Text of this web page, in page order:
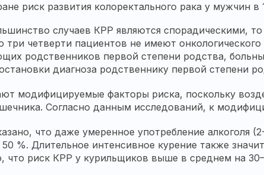
риск развития колоректального рака у мужчин
случаев КРР являются спорадическими,
три четверти пациентов не имеют
родственников первой степени родства,
диагноза родственнику первой степени
модифицируемые факторы риска, поскольку
Согласно данным исследований, к
что даже умеренное употребление алкоголя
%. Длительное интенсивное курение также
что риск КРР у курильщиков выше в среднем на